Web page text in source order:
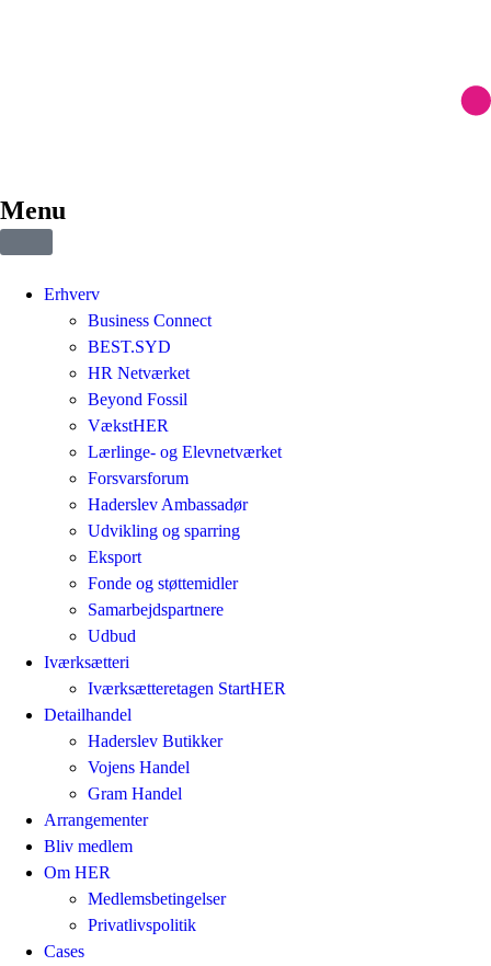
Menu
Erhverv
Business Connect
BEST.SYD
HR Netværket
Beyond Fossil
VækstHER
Lærlinge- og Elevnetværket
Forsvarsforum
Haderslev Ambassadør
Udvikling og sparring
Eksport
Fonde og støttemidler
Samarbejdspartnere
Udbud
Iværksætteri
Iværksætteretagen StartHER
Detailhandel
Haderslev Butikker
Vojens Handel
Gram Handel
Arrangementer
Bliv medlem
Om HER
Medlemsbetingelser
Privatlivspolitik
Cases